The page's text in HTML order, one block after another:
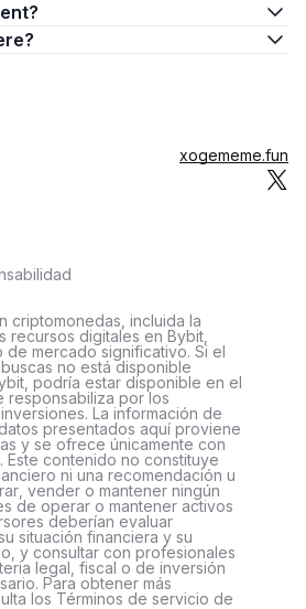
there?
xogememe.fun
criptomonedas, incluida la
recursos digitales en Bybit,
de mercado significativo. Si el
no está disponible
podría estar disponible en el
responsabiliza por los
La información de
presentados aquí proviene
y se ofrece únicamente con
Este contenido no constituye
ni una recomendación u
vender o mantener ningún
de operar o mantener activos
deberían evaluar
situación financiera y su
y consultar con profesionales
legal, fiscal o de inversión
Para obtener más
los Términos de servicio de